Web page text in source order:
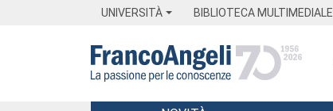
UNIVERSITÀ BIBLIOTECA MULTIMEDIALE
Menu